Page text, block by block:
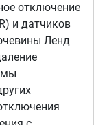
отключение
и датчиков
Ленд